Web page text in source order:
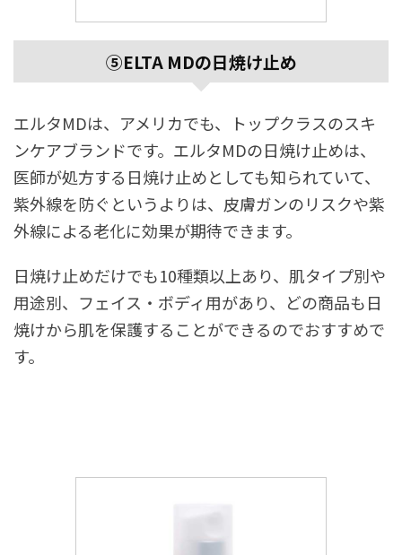
⑤ELTAMDの日焼け止め
エルタMDは、アメリカでも、トップクラスのスキ
ンケアブランドです。エルタMDの日焼け止めは、
医師が処方する日焼け止めとしても知られていて、
紫外線を防ぐというよりは、皮膚ガンのリスクや紫
外線による老化に効果が期待できます。
日焼け止めだけでも10種類以上あり、肌タイプ別や
用途別、フェイス・ボディ用があり、どの商品も日
焼けから肌を保護することができるのでおすすめで
す。